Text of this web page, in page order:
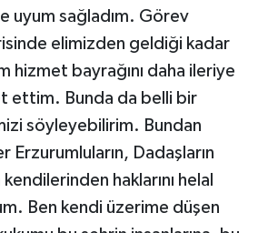
uyum sağladım. Görev
elimizden geldiği kadar
hizmet bayrağını daha ileriye
ettim. Bunda da belli bir
söyleyebilirim. Bundan
Erzurumluların, Dadaşların
haklarını helal
Ben kendi üzerime düşen